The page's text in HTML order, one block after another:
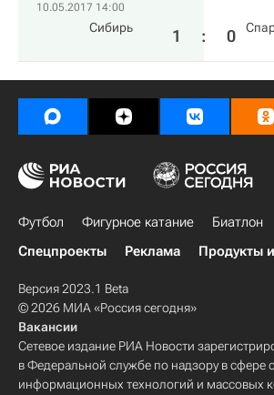
10.05.2017 14:00
Сибирь 1 : 0
Футбол Фигурное катание Биатлон
Спецпроекты
Реклама Продукты
Версия 2023.1 Beta
© 2026 МИА «Россия сегодня»
Вакансии
Сетевое издание РИА Новости
в Федеральной службе по надзору в сфере
информационных технологий и массовых